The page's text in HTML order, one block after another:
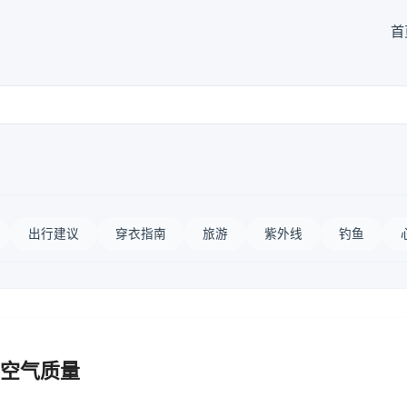
出行建议 穿衣指南 旅游 紫外线 钓鱼
气质量